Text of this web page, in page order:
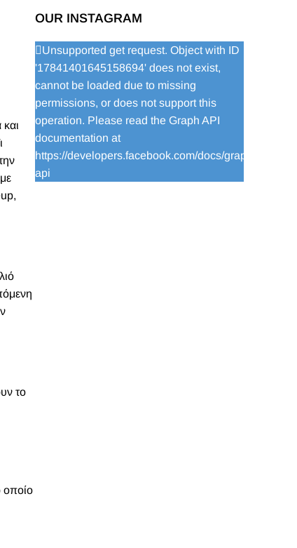
,
το
οποίο
OUR INSTAGRAM
Unsupported get request. Object with ID
'17841401645158694' does not exist,
cannot be loaded due to missing
permissions, or does not support this
operation. Please read the Graph API
documentation at
https://developers.facebook.com/docs/graph-
api